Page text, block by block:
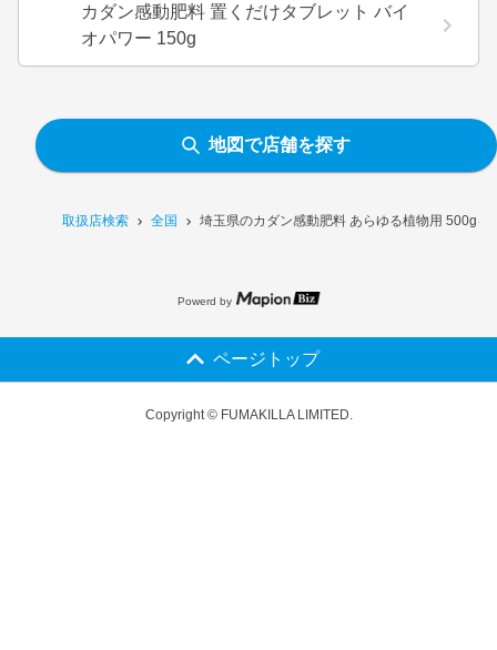
取扱店検索 全国 埼玉県のカダン感動肥料 あらゆる植物用 500gを
カダン感動肥料 置くだけタブレット バイ
オパワー 150g
地図で店舗を探す
Powerd by
ページトップ
Copyright © FUMAKILLA LIMITED.